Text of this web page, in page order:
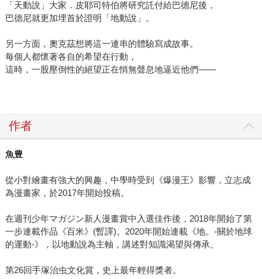
「天動說」大家．皮耶司特伯將研究託付給巴德尼後，
巴德尼就更加埋首於證明「地動說」。
另一方面，奧克茲想將這一連串的體驗寫成故事。
每個人都懷著各自的希望在行動，
這時，一股壓倒性的絕望正在悄無聲息地逼近他們――
作者
魚豊
從小對繪畫有強大的興趣，中學時受到《爆漫王》影響，立志成
為漫畫家，於2017年開始投稿。
在週刊少年マガジン新人漫畫賞中入選佳作後，2018年開始了第
一步連載作品《百米》(暫譯)。2020年開始連載《地。-關於地球
的運動-》，以地動說為主軸，講述對知識渴望與傳承。
第26回手塚治虫文化賞，史上最年輕得獎者。